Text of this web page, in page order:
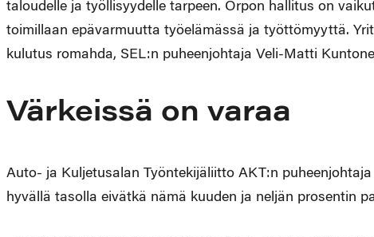
taloudelle ja työllisyydelle tarpeen. Orpon hallitus on
toimillaan epävarmuutta työelämässä ja työttömyyttä.
kulutus romahda, SEL:n puheenjohtaja Veli-Matti
Värkeissä on varaa
Auto- ja Kuljetusalan Työntekijäliitto AKT:n puheenjohtaja
hyvällä tasolla eivätkä nämä kuuden ja neljän prosentin